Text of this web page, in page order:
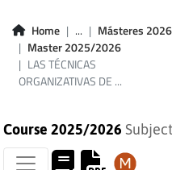
Home ...
Másteres 2026
Master 2025/2026
LAS TÉCNICAS
ORGANIZATIVAS DE ...
LA SOC.
Course 2025/2026